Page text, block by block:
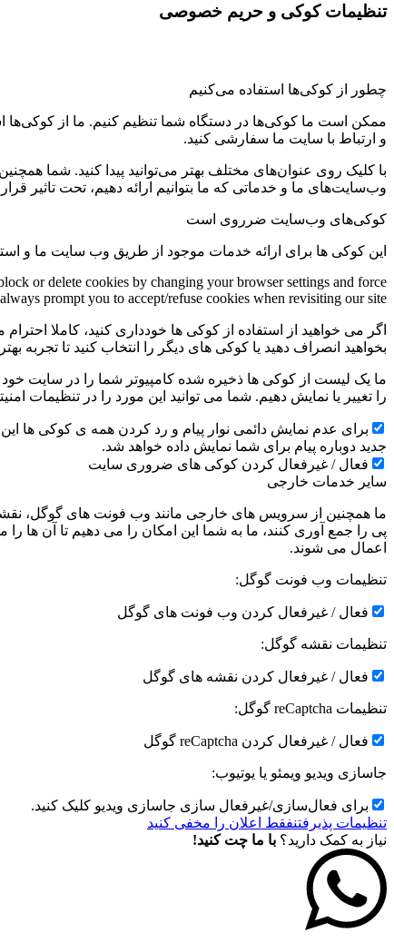
تنظیمات کوکی و حریم خصوصی
چطور از کوکی‌ها استفاده می‌کنیم
ممکن است ما کوکی‌ها در دستگاه شما تنظیم کنیم. ما از کوکی‌ها
و ارتباط با سایت ما سفارشی کنید.
با کلیک روی عنوان‌های مختلف بهتر می‌توانید پیدا کنید. شما
وب‌سایت‌های ما و خدماتی که ما بتوانیم ارائه دهیم، تحت تاثیر
کوکی‌های وب‌سایت ضرروی است
این کوکی ها برای ارائه خدمات موجود از طریق وب سایت ما و
or delete cookies by changing your browser settings and force
prompt you to accept/refuse cookies when revisiting our site.
اگر می خواهید از استفاده از کوکی ها خودداری کنید، کاملا
بخواهید انصراف دهید یا کوکی های دیگر را انتخاب کنید تا
ما یک لیست از کوکی ها ذخیره شده کامپیوتر شما را در سایت خود
را تغییر یا نمایش دهیم. شما می توانید این مورد را در تنظیمات
جدید دوباره پیام برای شما نمایش داده خواهد شد.
فعال / غیرفعال کردن کوکی های ضروری سایت
سایر خدمات خارجی
ما همچنین از سرویس های خارجی مانند وب فونت های گوگل،
پی را جمع آوری کنند، ما به شما این امکان را می دهیم تا آن
اعمال می شوند.
تنظیمات وب فونت گوگل:
فعال / غیرفعال کردن وب فونت های گوگل
تنظیمات نقشه گوگل:
فعال / غیرفعال کردن نقشه های گوگل
تنظیمات reCaptcha گوگل:
فعال / غیرفعال کردن reCaptcha گوگل
جاسازی ویدیو ویمئو یا یوتیوب:
برای فعال‌سازی/غیرفعال سازی جاسازی ویدیو کلیک کنید.
تنظیمات پذیرفتنفقط اعلان را مخفی کنید
نیاز به کمک دارید؟ با ما چت کنید!